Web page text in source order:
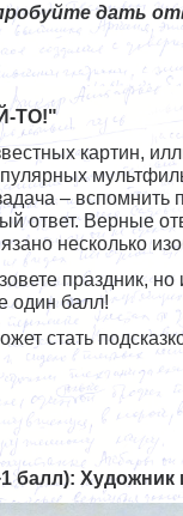
дать
ТО!"
картин,
– вспомнить
ответ. Верные
несколько
праздник,
один балл!
стать
балл): Художник